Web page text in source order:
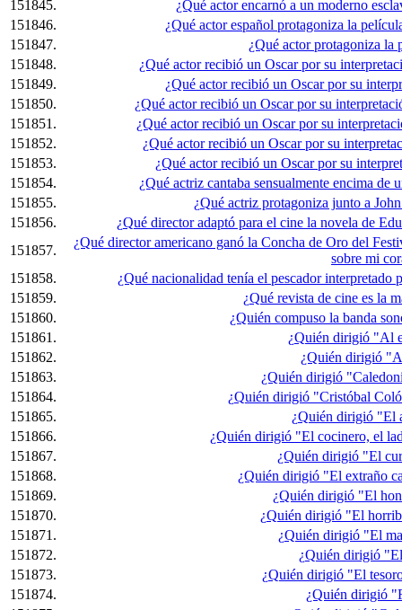
151845.
¿Qué actor encarnó a un moderno
151846.
¿Qué actor español protagoniza la
151847.
¿Qué actor protagoniza
151848.
¿Qué actor recibió un Oscar por su
151849.
¿Qué actor recibió un Oscar por su
151850.
¿Qué actor recibió un Oscar por su
151851.
¿Qué actor recibió un Oscar por su
151852.
¿Qué actor recibió un Oscar por su
151853.
¿Qué actor recibió un Oscar por su
151854.
¿Qué actriz cantaba sensualmente encima
151855.
¿Qué actriz protagoniza junto a
151856.
¿Qué director adaptó para el cine la novela de
151857.
¿Qué director americano ganó la Concha de Oro del
sobre mi
151858.
¿Qué nacionalidad tenía el pescador
151859.
¿Qué revista de cine es la
151860.
¿Quién compuso la banda
151861.
¿Quién dirigió "Al
151862.
¿Quién dirigió
151863.
¿Quién dirigió
151864.
¿Quién dirigió "Cristóbal
151865.
¿Quién dirigió "El
151866.
¿Quién dirigió "El cocinero, el
151867.
¿Quién dirigió "El
151868.
¿Quién dirigió "El extraño
151869.
¿Quién dirigió "El
151870.
¿Quién dirigió "El
151871.
¿Quién dirigió "El
151872.
¿Quién dirigió
151873.
¿Quién dirigió "El
151874.
¿Quién dirigió